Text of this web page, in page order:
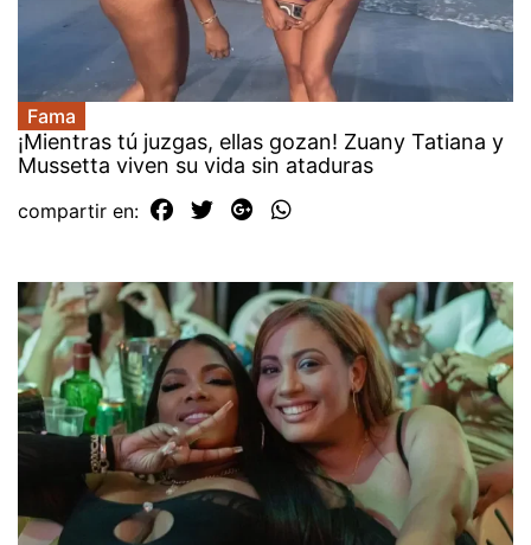
Fama
¡Mientras tú juzgas, ellas gozan! Zuany Tatiana y
Mussetta viven su vida sin ataduras
compartir en: